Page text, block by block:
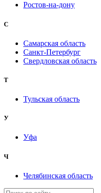
Ростов-на-дону
С
Самарская область
Санкт-Петербург
Свердловская область
Т
Тульская область
У
Уфа
Ч
Челябинская область